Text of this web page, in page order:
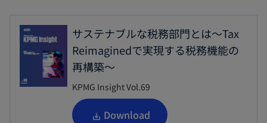
サステナブルな税務部門とは～Tax
Reimaginedで実現する税務機能の
再構築～
KPMG Insight Vol.69
Download
新